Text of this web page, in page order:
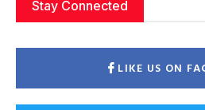
Stay Connected
LIKE US ON